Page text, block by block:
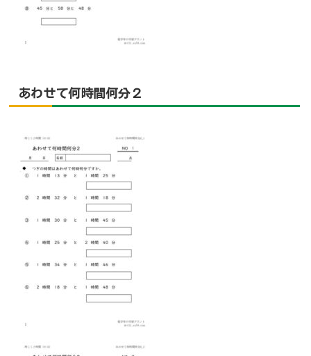
あわせて何時間何分２